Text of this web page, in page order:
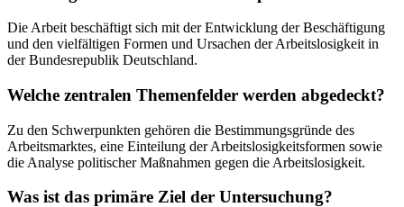
Die Arbeit beschäftigt sich mit der Entwicklung der Beschäftigung
und den vielfältigen Formen und Ursachen der Arbeitslosigkeit in
der Bundesrepublik Deutschland.
Welche zentralen Themenfelder werden abgedeckt?
Zu den Schwerpunkten gehören die Bestimmungsgründe des
Arbeitsmarktes, eine Einteilung der Arbeitslosigkeitsformen sowie
die Analyse politischer Maßnahmen gegen die Arbeitslosigkeit.
Was ist das primäre Ziel der Untersuchung?